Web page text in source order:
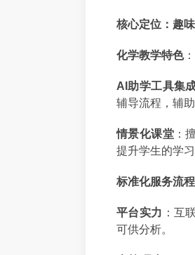
核心定位：趣
化学教学特色：
AI助学工具集
辅导流程，辅
情景化课堂 ：
提升学生的学习
标准化服务流程
平台实力 ：互
可供分析。